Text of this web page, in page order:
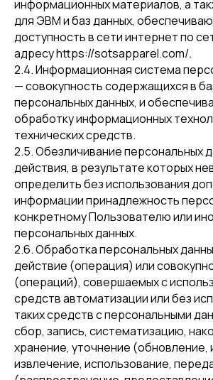
информационных материалов, а
для ЭВМ и баз данных,
доступность в сети интернет по
адресу https://sotsapparel.com/.
2.4. Информационная система
— совокупность содержащихся в
персональных данных, и
обработку информационных
технических средств.
2.5. Обезличивание персональных
действия, в результате которых
определить без использования
информации принадлежность
конкретному Пользователю или
персональных данных.
2.6. Обработка персональных
действие (операция) или
(операций), совершаемых с
средств автоматизации или без
таких средств с персональными
сбор, запись, систематизацию,
хранение, уточнение (обновление,
извлечение, использование,